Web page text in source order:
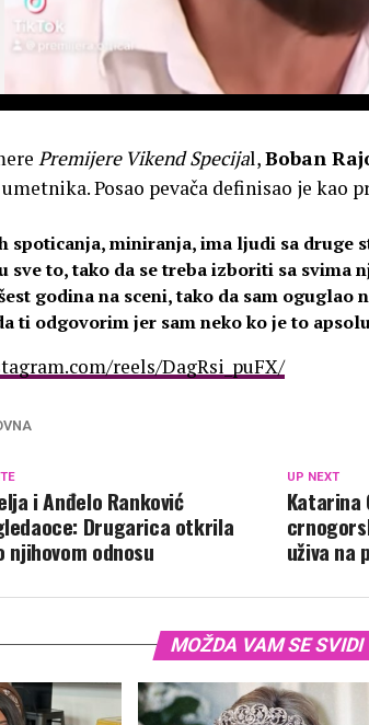
Premijere Vikend Specijal,Boban
Posao pevača definisao je kao
spoticanja, miniranja, ima ljudi sa druge
sve to, tako da se treba izboriti sa svima
godina na sceni, tako da sam oguglao
ti odgovorim jer sam neko ko je to
reels/DagRsi_puFX/
UP NEXT
Katarina
uživa na
i Anđelo Ranković
Drugarica otkrila
njihovom odnosu
MOŽDA VAM SE SVIDI